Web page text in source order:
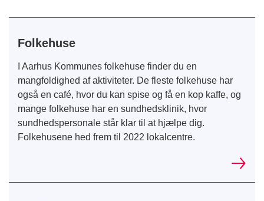
Folkehuse
I Aarhus Kommunes folkehuse finder du en
mangfoldighed af aktiviteter. De fleste folkehuse har
også en café, hvor du kan spise og få en kop kaffe, og
mange folkehuse har en sundhedsklinik, hvor
sundhedspersonale står klar til at hjælpe dig.
Folkehusene hed frem til 2022 lokalcentre.